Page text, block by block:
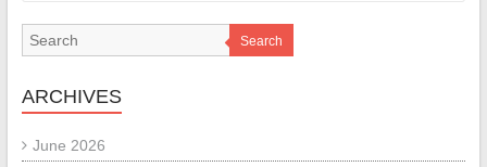
Search
ARCHIVES
June 2026